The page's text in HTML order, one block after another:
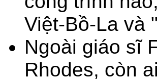
Việt-Bồ-La và
Ngoài giáo sĩ
Rhodes, còn